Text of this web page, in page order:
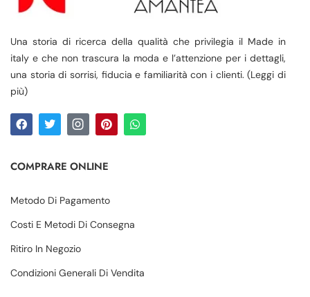
Una storia di ricerca della qualità che privilegia il Made in
italy e che non trascura la moda e l’attenzione per i dettagli,
una storia di sorrisi, fiducia e familiarità con i clienti. (Leggi di
più)
COMPRARE ONLINE
Metodo Di Pagamento
Costi E Metodi Di Consegna
Ritiro In Negozio
Condizioni Generali Di Vendita